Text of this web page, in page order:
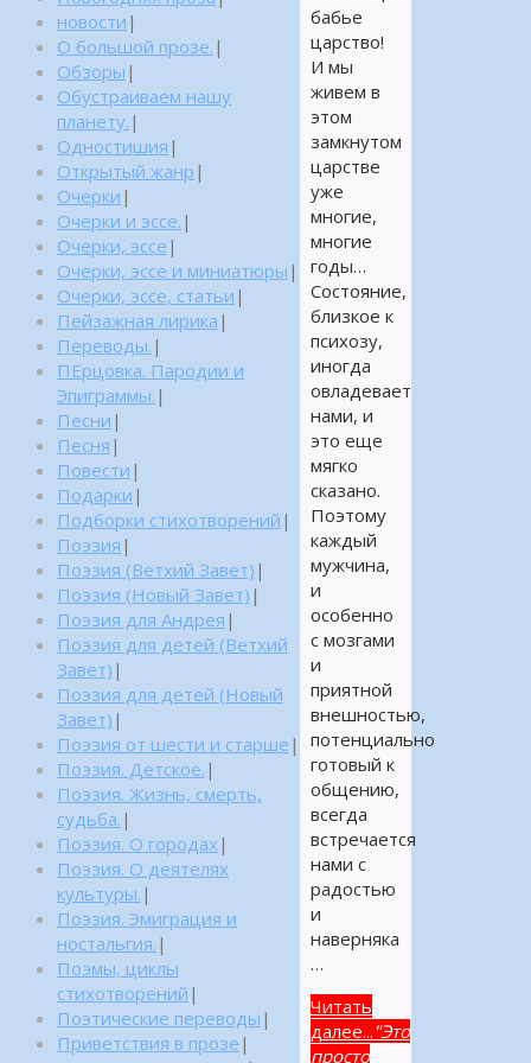
бабье
царство!
И мы
живем в
этом
замкнутом
царстве
уже
многие,
многие
годы…
Состояние,
близкое к
психозу,
иногда
овладевает
нами, и
это еще
мягко
сказано.
Поэтому
каждый
мужчина,
и
особенно
с мозгами
и
приятной
внешностью,
потенциально
готовый к
общению,
всегда
встречается
нами с
радостью
и
наверняка
…
Читать
далее... "Это
просто
новости |
О большой прозе. |
Обзоры |
Обустраиваем нашу
планету. |
Одностишия |
Открытый жанр |
Очерки |
Очерки и эссе. |
Очерки, эссе |
Очерки, эссе и миниатюры |
Очерки, эссе, статьи |
Пейзажная лирика |
Переводы. |
ПЕрцовка. Пародии и
Эпиграммы. |
Песни |
Песня |
Повести |
Подарки |
Подборки стихотворений |
Поэзия |
Поэзия (Ветхий Завет) |
Поэзия (Новый Завет) |
Поэзия для Андрея |
Поэзия для детей (Ветхий
Завет) |
Поэзия для детей (Новый
Завет) |
Поэзия от шести и старше |
Поэзия. Детское. |
Поэзия. Жизнь, смерть,
судьба. |
Поэзия. О городах |
Поэзия. О деятелях
культуры. |
Поэзия. Эмиграция и
ностальгия. |
Поэмы, циклы
стихотворений |
Поэтические переводы |
Приветствия в прозе |